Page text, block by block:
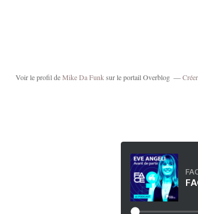
Voir le profil deMike Da Funk sur le portail Overblog